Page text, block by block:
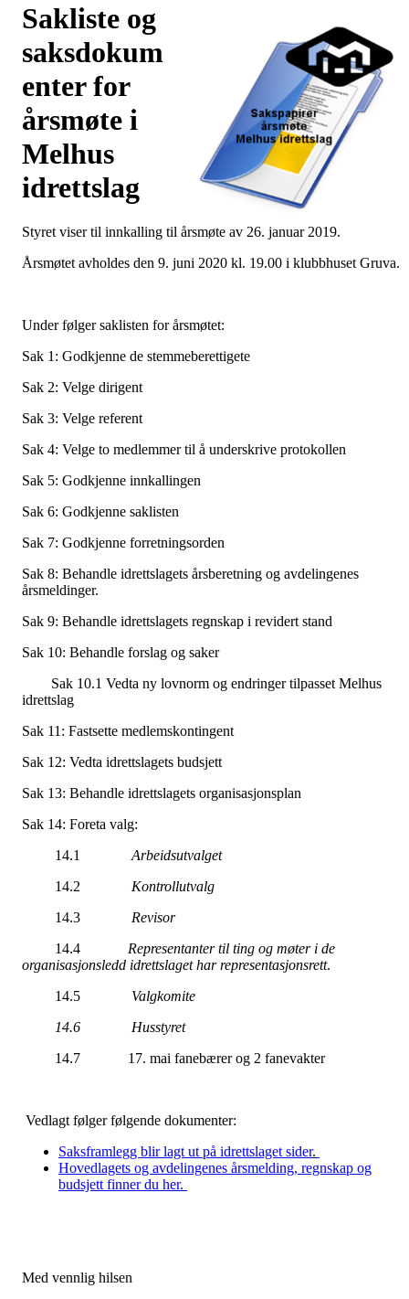
Sakliste og
saksdokum
enter for
årsmøte i
Melhus
idrettslag
Styret viser til innkalling til årsmøte av 26. januar 2019.
Årsmøtet avholdes den 9. juni 2020 kl. 19.00 i klubbhuset Gruva.
Under følger saklisten for årsmøtet:
Sak 1: Godkjenne de stemmeberettigete
Sak 2: Velge dirigent
Sak 3: Velge referent
Sak 4: Velge to medlemmer til å underskrive protokollen
Sak 5: Godkjenne innkallingen
Sak 6: Godkjenne saklisten
Sak 7: Godkjenne forretningsorden
Sak 8: Behandle idrettslagets årsberetning og avdelingenes
årsmeldinger.
Sak 9: Behandle idrettslagets regnskap i revidert stand
Sak 10: Behandle forslag og saker
Sak 10.1 Vedta ny lovnorm og endringer tilpasset Melhus
idrettslag
Sak 11: Fastsette medlemskontingent
Sak 12: Vedta idrettslagets budsjett
Sak 13: Behandle idrettslagets organisasjonsplan
Sak 14: Foreta valg:
14.1 Arbeidsutvalget
14.2 Kontrollutvalg
14.3 Revisor
14.4 Representanter til ting og møter i de
organisasjonsledd idrettslaget har representasjonsrett.
14.5 Valgkomite
14.6 Husstyret
14.7 17. mai fanebærer og 2 fanevakter
Vedlagt følger følgende dokumenter:
Saksframlegg blir lagt ut på idrettslaget sider.
Hovedlagets og avdelingenes årsmelding, regnskap og
budsjett finner du her.
Med vennlig hilsen